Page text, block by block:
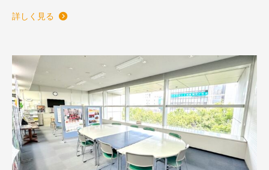
詳しく見る